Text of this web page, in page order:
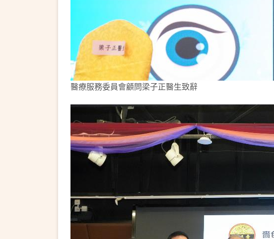
醫療服務委員會顧問梁子正醫生致辭